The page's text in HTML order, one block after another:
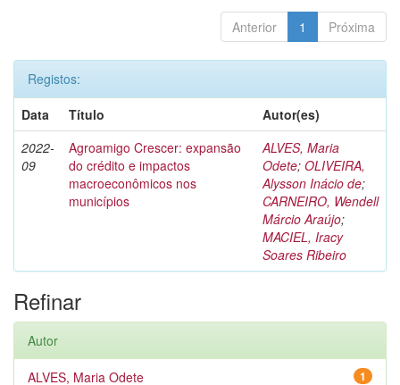
Anterior 1 Próxima
Registos:
Data
Título
Autor(es)
2022-
09
Agroamigo Crescer: expansão
do crédito e impactos
macroeconômicos nos
municípios
ALVES, Maria
Odete; OLIVEIRA,
Alysson Inácio de;
CARNEIRO, Wendell
Márcio Araújo;
MACIEL, Iracy
Soares Ribeiro
Refinar
Autor
1
ALVES, Maria Odete